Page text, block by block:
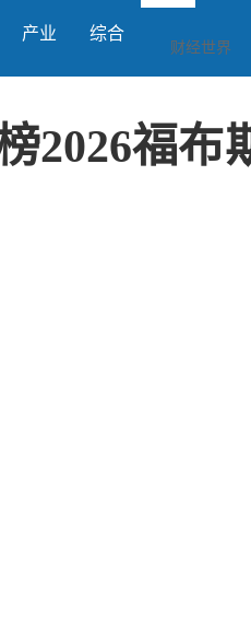
产业 综合
财经世界
2026福布